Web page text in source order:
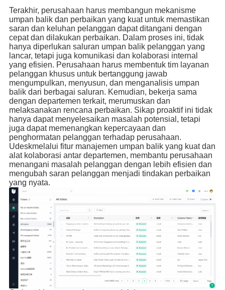
Terakhir, perusahaan harus membangun mekanisme
umpan balik dan perbaikan yang kuat untuk memastikan
saran dan keluhan pelanggan dapat ditangani dengan
cepat dan dilakukan perbaikan. Dalam proses ini, tidak
hanya diperlukan saluran umpan balik pelanggan yang
lancar, tetapi juga komunikasi dan kolaborasi internal
yang efisien. Perusahaan harus membentuk tim layanan
pelanggan khusus untuk bertanggung jawab
mengumpulkan, menyusun, dan menganalisis umpan
balik dari berbagai saluran. Kemudian, bekerja sama
dengan departemen terkait, merumuskan dan
melaksanakan rencana perbaikan. Sikap proaktif ini tidak
hanya dapat menyelesaikan masalah potensial, tetapi
juga dapat memenangkan kepercayaan dan
penghormatan pelanggan terhadap perusahaan.
Udeskmelalui fitur manajemen umpan balik yang kuat dan
alat kolaborasi antar departemen, membantu perusahaan
menangani masalah pelanggan dengan lebih efisien dan
mengubah saran pelanggan menjadi tindakan perbaikan
yang nyata.